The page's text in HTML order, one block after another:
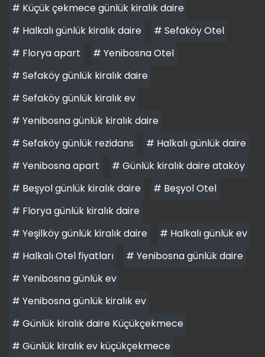
# Küçük çekmece günlük kiralık daire
# Halkalı günlük kiralık daire
# Sefaköy Otel
# Florya apart
# Yenibosna Otel
# Sefaköy günlük kiralık daire
# Sefaköy günlük kiralık ev
# Yenibosna günlük kiralık daire
# Sefaköy günlük rezidans
# Halkalı günlük daire
# Yenibosna apart
# Günlük kiralık daire ataköy
# Beşyol günlük kiralık daire
# Beşyol Otel
# Florya günlük kiralık daire
# Yeşilköy günlük kiralık daire
# Halkalı günlük ev
# Halkalı Otel fiyatları
# Yenibosna günlük daire
# Yenibosna günlük ev
# Yenibosna günlük kiralık ev
# Günlük kiralık daire Küçükçekmece
# Günlük kiralık ev küçükçekmece